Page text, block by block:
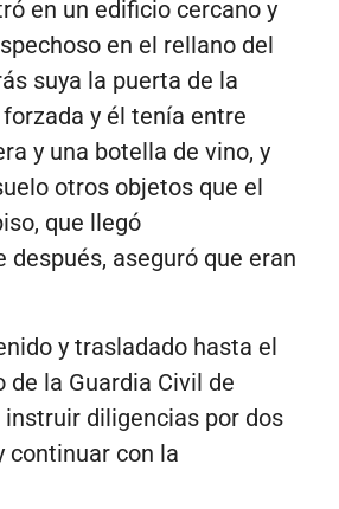
en un edificio cercano y
en el rellano del
suya la puerta de la
y él tenía entre
y una botella de vino, y
otros objetos que el
que llegó
aseguró que eran
y trasladado hasta el
la Guardia Civil de
diligencias por dos
continuar con la